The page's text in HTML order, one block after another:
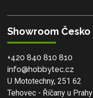
Showroom Česko
+420 840 810 810
info@hobbytec.cz
U Mototechny, 251 62
Tehovec - Říčany u Prahy